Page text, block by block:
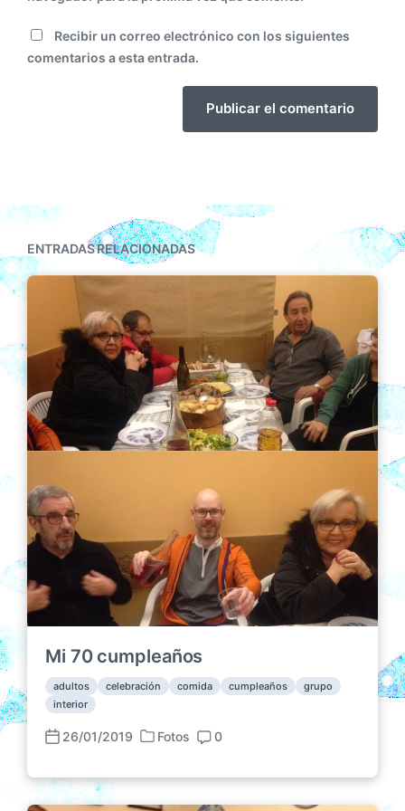
Recibir un correo electrónico con los siguientes
comentarios a esta entrada.
ENTRADAS RELACIONADAS
Mi 70 cumpleaños
adultos celebración comida cumpleaños
grupo
interior
F
c
h
26/01/2019
P
b
l
Fotos
C
m
e
0